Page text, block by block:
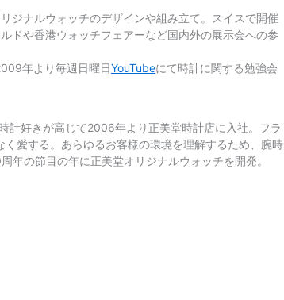
ジナルウォッチのデザインや組み立て。スイスで開催
ドや香港ウォッチフェアーなど国内外の展示会への参
年より毎週日曜日YouTubeにて時計に関する勉強会
計好きが高じて2006年より正美堂時計店に入社。フラ
愛する。あらゆるお客様の環境を理解するため、腕時
の節目の年に正美堂オリジナルウォッチを開発。